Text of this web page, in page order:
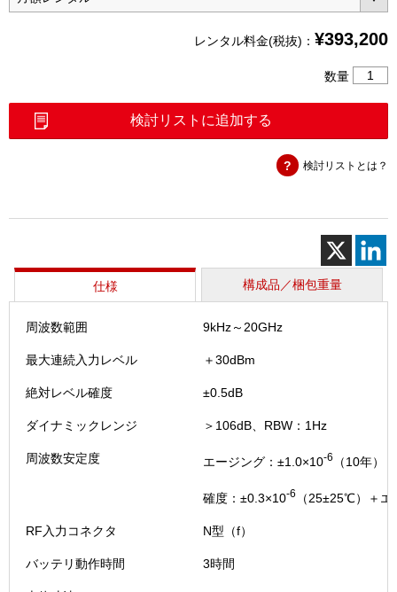
レンタル料金(税抜)： ¥393,200
数量
ム
タ
（
20G・
検討リストに追加する
検討リストとは？
仕様 構成品／梱包重量
周波数範囲 9kHz～20GHz
最大連続入力レベル ＋30dBm
絶対レベル確度 ±0.5dB
ダイナミックレンジ ＞106dB、RBW：1Hz
周波数安定度 エージング：±1.0×10-6 （10年）
確度：±0.3×10-6 （25±25℃）＋エ
RF入力コネクタ N型（f）
バッテリ動作時間 3時間